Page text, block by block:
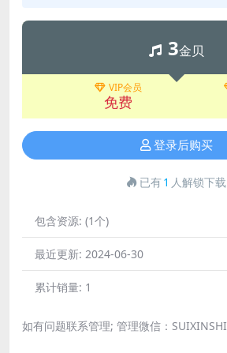
3金贝
VIP会员
免费
登录后购买
已有1 人解锁下载
包含资源: (1个)
最近更新: 2024-06-30
累计销量: 1
如有问题联系管理; 管理微信：